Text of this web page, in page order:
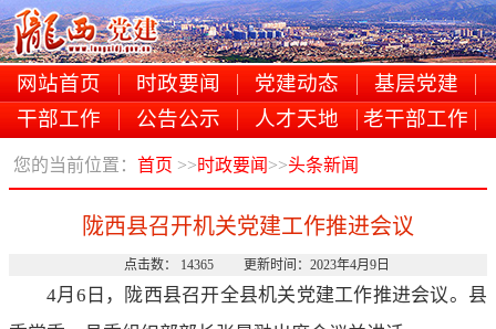
网站首页 时政要闻 党建动态
基层党建
干部工作
公告公示 人才天地 老干部工作
您的当前位置： 首页 >>时政要闻 >>头条新闻
陇西县召开机关党建工作推进会议
点击数： 14365 更新时间：2023年4月9日
4月6日，陇西县召开全县机关党建工作推进会议。县